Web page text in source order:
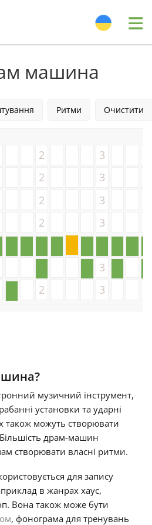
машина
Ритми Очистити
2 3
2 3
2 3
2 3
3
2 3
музичний інструмент,
установки та ударні
також можуть створювати
драм-машин
створювати власні ритми.
для запису
в жанрах хаус,
Вона також може бути
, фонограма для тренувань